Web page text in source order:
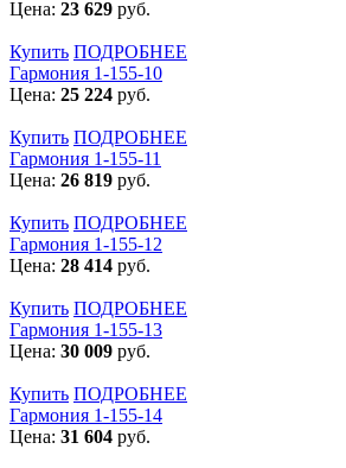
Цена: 23 629 руб.
Купить ПОДРОБНЕЕ
Гармония 1-155-10
Цена: 25 224 руб.
Купить ПОДРОБНЕЕ
Гармония 1-155-11
Цена: 26 819 руб.
Купить ПОДРОБНЕЕ
Гармония 1-155-12
Цена: 28 414 руб.
Купить ПОДРОБНЕЕ
Гармония 1-155-13
Цена: 30 009 руб.
Купить ПОДРОБНЕЕ
Гармония 1-155-14
Цена: 31 604 руб.